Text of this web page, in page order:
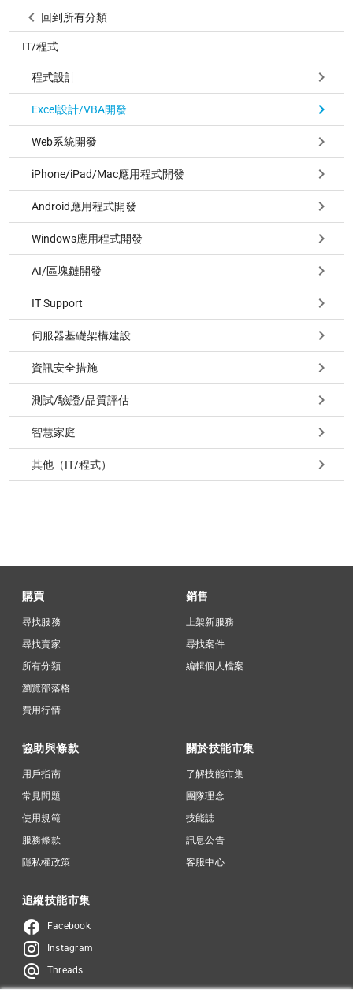
回到所有分類
IT/程式
程式設計
Excel設計/VBA開發
Web系統開發
iPhone/iPad/Mac應用程式開發
Android應用程式開發
Windows應用程式開發
AI/區塊鏈開發
IT Support
伺服器基礎架構建設
資訊安全措施
測試/驗證/品質評估
智慧家庭
其他（IT/程式）
購買
尋找服務
尋找賣家
所有分類
瀏覽部落格
費用行情
銷售
上架新服務
尋找案件
編輯個人檔案
協助與條款
用戶指南
常見問題
使用規範
服務條款
隱私權政策
關於技能市集
了解技能市集
團隊理念
技能誌
訊息公告
客服中心
追縱技能市集
Facebook
Instagram
Threads